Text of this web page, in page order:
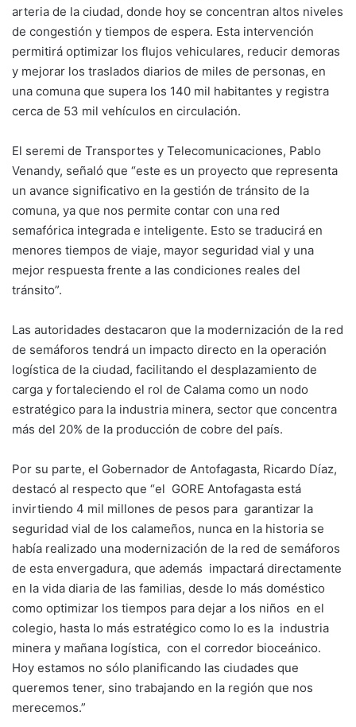
arteria de la ciudad, donde hoy se concentran altos niveles
de congestión y tiempos de espera. Esta intervención
permitirá optimizar los flujos vehiculares, reducir demoras
y mejorar los traslados diarios de miles de personas, en
una comuna que supera los 140 mil habitantes y registra
cerca de 53 mil vehículos en circulación.
El seremi de Transportes y Telecomunicaciones, Pablo
Venandy, señaló que “este es un proyecto que representa
un avance significativo en la gestión de tránsito de la
comuna, ya que nos permite contar con una red
semafórica integrada e inteligente. Esto se traducirá en
menores tiempos de viaje, mayor seguridad vial y una
mejor respuesta frente a las condiciones reales del
tránsito”.
Las autoridades destacaron que la modernización de la red
de semáforos tendrá un impacto directo en la operación
logística de la ciudad, facilitando el desplazamiento de
carga y fortaleciendo el rol de Calama como un nodo
estratégico para la industria minera, sector que concentra
más del 20% de la producción de cobre del país.
Por su parte, el Gobernador de Antofagasta, Ricardo Díaz,
destacó al respecto que “el GORE Antofagasta está
invirtiendo 4 mil millones de pesos para garantizar la
seguridad vial de los calameños, nunca en la historia se
había realizado una modernización de la red de semáforos
de esta envergadura, que además impactará directamente
en la vida diaria de las familias, desde lo más doméstico
como optimizar los tiempos para dejar a los niños en el
colegio, hasta lo más estratégico como lo es la industria
minera y mañana logística, con el corredor bioceánico.
Hoy estamos no sólo planificando las ciudades que
queremos tener, sino trabajando en la región que nos
merecemos.”